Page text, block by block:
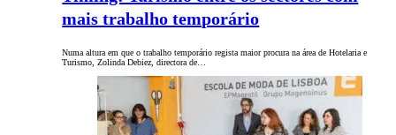
mais trabalho temporário
Numa altura em que o trabalho temporário regista maior procura na área de Hotelaria e
Turismo, Zolinda Debiez, directora de…